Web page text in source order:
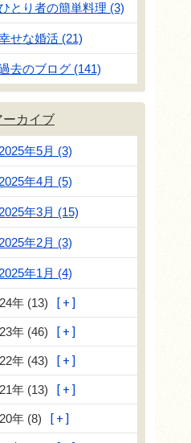
とり者の簡単料理 (3)
せな婚活 (21)
去のブログ (141)
ーカイブ
2025年5月 (3)
2025年4月 (5)
2025年3月 (15)
2025年2月 (3)
2025年1月 (4)
年 (13)
年 (46)
年 (43)
年 (13)
年 (8)